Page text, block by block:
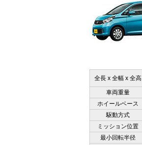
全長 x 全幅 x 全高
車両重量
ホイールベース
駆動方式
ミッション位置
最小回転半径